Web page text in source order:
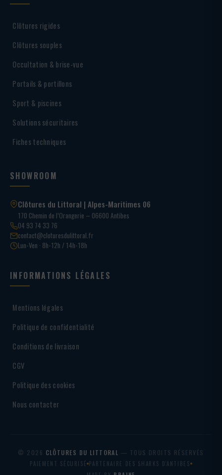
Clôtures rigides
Clôtures souples
Occultation & brise-vue
Portails & portillons
Sport & piscines
Solutions sécuritaires
Fiches techniques
SHOWROOM
Clôtures du Littoral | Alpes-Maritimes 06
170 Chemin de l’Orangerie – 06600 Antibes
04 93 74 33 76
contact@cloturesdulittoral.fr
Lun-Ven · 8h-12h / 14h-18h
INFORMATIONS LÉGALES
Mentions légales
Politique de confidentialité
Conditions de livraison
CGV
Politique des cookies
Nous contacter
© 2026 CLÔTURES DU LITTORAL — TOUS DROITS RÉSERVÉS
PAIEMENT SÉCURISÉ PARTENAIRE DES SHARKS D'ANTIBES